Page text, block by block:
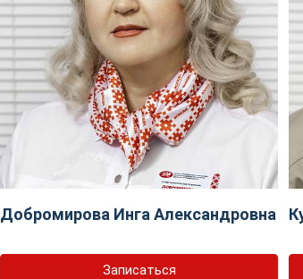
Добромирова Инга Александровна
Записаться